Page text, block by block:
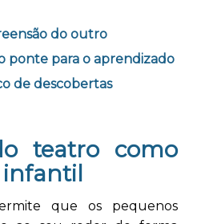
do outro
ponte para o aprendizado
de descobertas
teatro como
que os pequenos